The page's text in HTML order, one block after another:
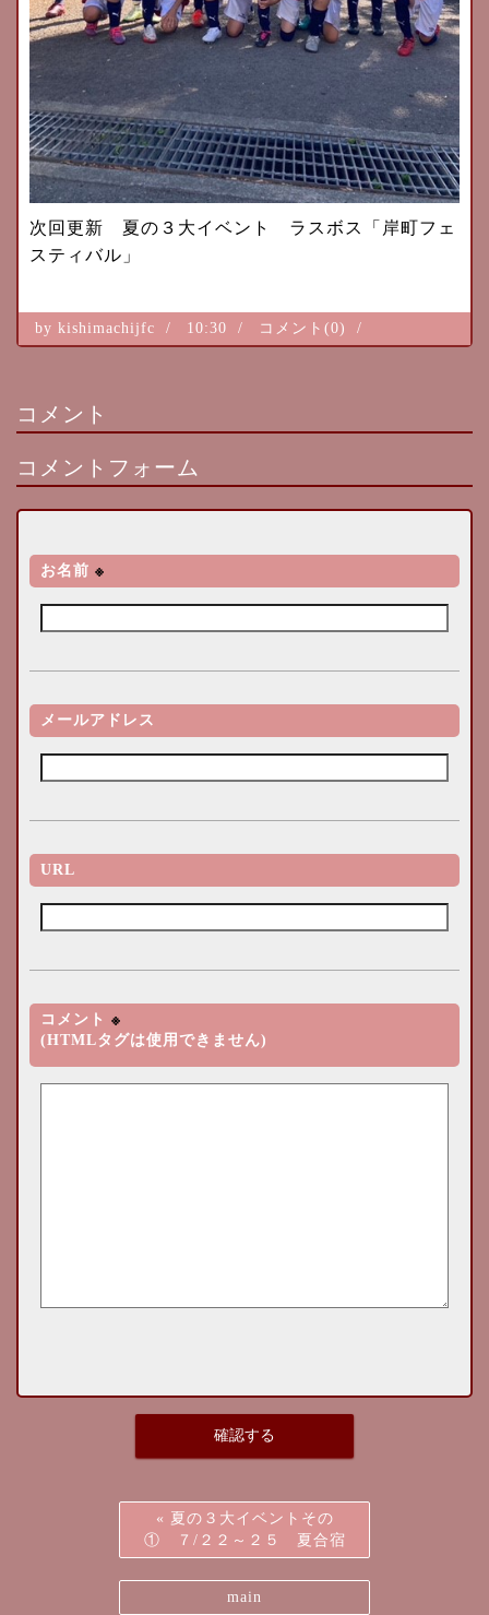
次回更新 夏の３大イベント ラスボス「岸町フェ
スティバル」
by kishimachijfc 10:30 コメント(0)
コメント
コメントフォーム
お名前 ※
メールアドレス
URL
コメント ※
(HTMLタグは使用できません)
« 夏の３大イベントその
① ７/２２～２５ 夏合宿
main